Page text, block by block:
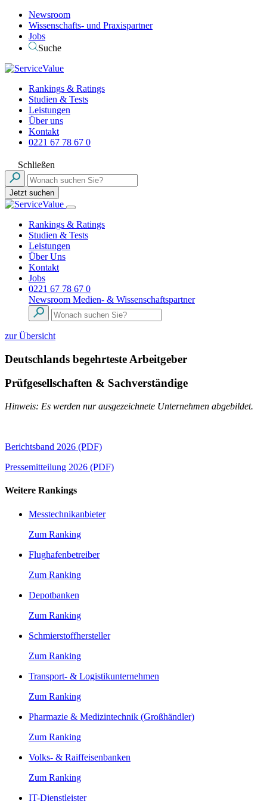
Newsroom
Wissenschafts- und Praxispartner
Jobs
Suche
Rankings & Ratings
Studien & Tests
Leistungen
Über uns
Kontakt
0221 67 78 67 0
Schließen
Jetzt suchen
Rankings & Ratings
Studien & Tests
Leistungen
Über Uns
Kontakt
Jobs
0221 67 78 67 0
Newsroom Medien- & Wissenschaftspartner
zur Übersicht
Deutschlands begehrteste Arbeitgeber
Prüfgesellschaften & Sachverständige
Hinweis: Es werden nur ausgezeichnete Unternehmen abgebildet.
Berichtsband 2026 (PDF)
Pressemitteilung 2026 (PDF)
Weitere Rankings
Messtechnikanbieter
Zum Ranking
Flughafenbetreiber
Zum Ranking
Depotbanken
Zum Ranking
Schmierstoffhersteller
Zum Ranking
Transport- & Logistikunternehmen
Zum Ranking
Pharmazie & Medizintechnik (Großhändler)
Zum Ranking
Volks- & Raiffeisenbanken
Zum Ranking
IT-Dienstleister